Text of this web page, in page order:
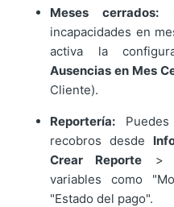
Meses cerrados:
incapacidades en
activa la
Ausencias en Mes
Cliente).
Reportería:
recobros desde
Crear Reporte >
variables como
"Estado del pago".